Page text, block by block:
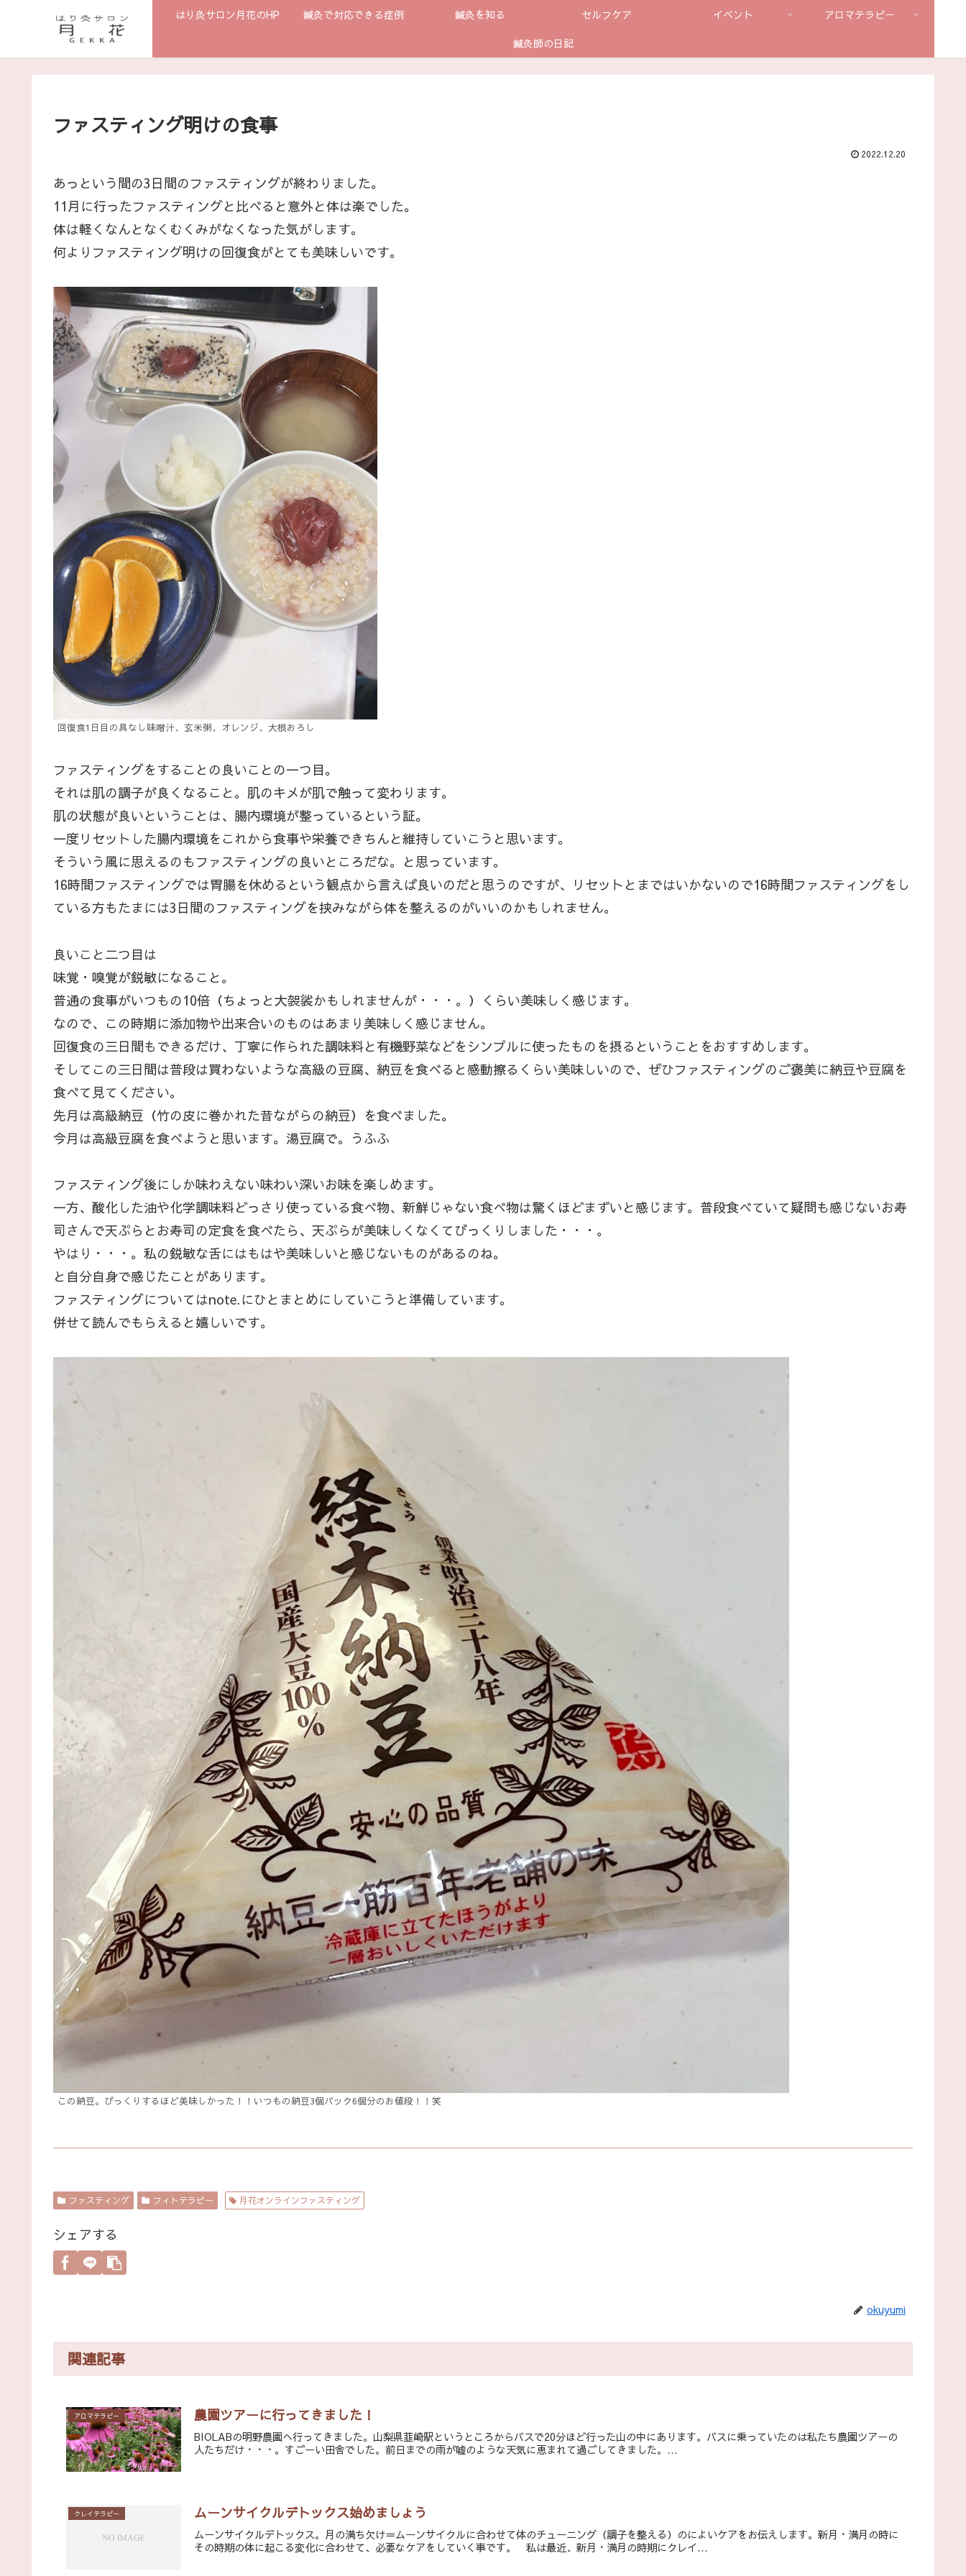
はり灸サロン月花のHP 鍼灸で対応できる症例 鍼灸を知る セルフケア イベント
アロマテラピー
鍼灸師の日記
ファスティング明けの食事
2022.12.20
あっという間の3日間のファスティングが終わりました。
11月に行ったファスティングと比べると意外と体は楽でした。
体は軽くなんとなくむくみがなくなった気がします。
何よりファスティング明けの回復食がとても美味しいです。
回復食1日目の具なし味噌汁、玄米粥、オレンジ、大根おろし
ファスティングをすることの良いことの一つ目。
それは肌の調子が良くなること。肌のキメが肌で触って変わります。
肌の状態が良いということは、腸内環境が整っているという証。
一度リセットした腸内環境をこれから食事や栄養できちんと維持していこうと思います。
そういう風に思えるのもファスティングの良いところだな。と思っています。
16時間ファスティングでは胃腸を休めるという観点から言えば良いのだと思うのですが、リセットとまではいかないので16時間ファスティングをし
ている方もたまには3日間のファスティングを挟みながら体を整えるのがいいのかもしれません。
良いこと二つ目は
味覚・嗅覚が鋭敏になること。
普通の食事がいつもの10倍（ちょっと大袈裟かもしれませんが・・・。）くらい美味しく感じます。
なので、この時期に添加物や出来合いのものはあまり美味しく感じません。
回復食の三日間もできるだけ、丁寧に作られた調味料と有機野菜などをシンプルに使ったものを摂るということをおすすめします。
そしてこの三日間は普段は買わないような高級の豆腐、納豆を食べると感動擦るくらい美味しいので、ぜひファスティングのご褒美に納豆や豆腐を
食べて見てください。
先月は高級納豆（竹の皮に巻かれた昔ながらの納豆）を食べました。
今月は高級豆腐を食べようと思います。湯豆腐で。うふふ
ファスティング後にしか味わえない味わい深いお味を楽しめます。
一方、酸化した油や化学調味料どっさり使っている食べ物、新鮮じゃない食べ物は驚くほどまずいと感じます。普段食べていて疑問も感じないお寿
司さんで天ぷらとお寿司の定食を食べたら、天ぷらが美味しくなくてびっくりしました・・・。
やはり・・・。私の鋭敏な舌にはもはや美味しいと感じないものがあるのね。
と自分自身で感じたことがあります。
ファスティングについてはnote.にひとまとめにしていこうと準備しています。
併せて読んでもらえると嬉しいです。
この納豆。びっくりするほど美味しかった！！いつもの納豆3個パック6個分のお値段！！笑
ファスティング フィトテラピー 月花オンラインファスティング
シェアする
okuyumi
関連記事
アロマテラピー 農園ツアーに行ってきました！
BIOLABの明野農園へ行ってきました。山梨県韮崎駅というところからバスで20分ほど行った山の中にあります。バスに乗っていたのは私たち農園ツアーの
人たちだけ・・・。すごーい田舎でした。前日までの雨が嘘のような天気に恵まれて過ごしてきました。...
クレイテラピー ムーンサイクルデトックス始めましょう
ムーンサイクルデトックス。月の満ち欠け＝ムーンサイクルに合わせて体のチューニング（調子を整える）のによいケアをお伝えします。新月・満月の時に
その時期の体に起こる変化に合わせて、必要なケアをしていく事です。 私は最近、新月・満月の時期にクレイ...